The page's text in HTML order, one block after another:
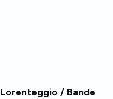
Lorenteggio / Bande